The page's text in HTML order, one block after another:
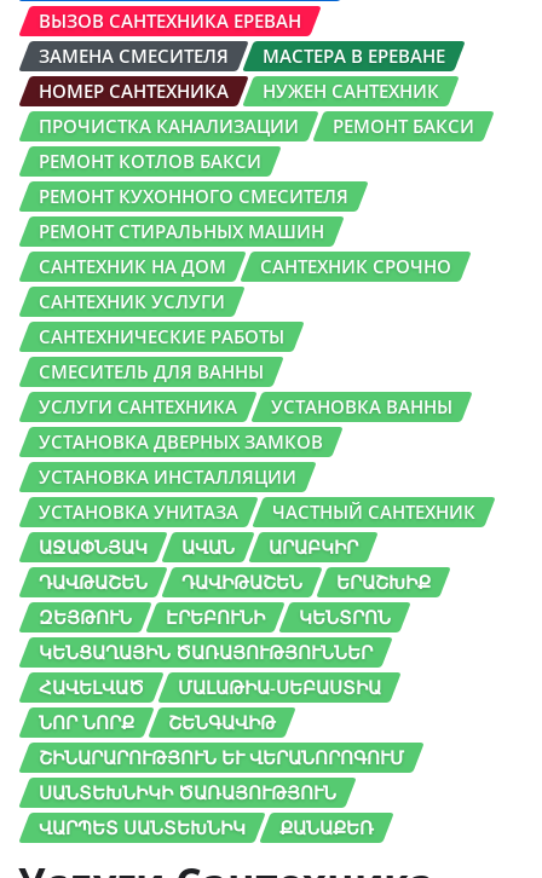
ВЫЗОВ САНТЕХНИКА ЕРЕВАН
ЗАМЕНА СМЕСИТЕЛЯ
МАСТЕРА В ЕРЕВАНЕ
НОМЕР САНТЕХНИКА
НУЖЕН САНТЕХНИК
ПРОЧИСТКА КАНАЛИЗАЦИИ
РЕМОНТ БАКСИ
РЕМОНТ КОТЛОВ БАКСИ
РЕМОНТ КУХОННОГО СМЕСИТЕЛЯ
РЕМОНТ СТИРАЛЬНЫХ МАШИН
САНТЕХНИК НА ДОМ
САНТЕХНИК СРОЧНО
САНТЕХНИК УСЛУГИ
САНТЕХНИЧЕСКИЕ РАБОТЫ
СМЕСИТЕЛЬ ДЛЯ ВАННЫ
УСЛУГИ САНТЕХНИКА
УСТАНОВКА ВАННЫ
УСТАНОВКА ДВЕРНЫХ ЗАМКОВ
УСТАНОВКА ИНСТАЛЛЯЦИИ
УСТАНОВКА УНИТАЗА
ЧАСТНЫЙ САНТЕХНИК
ԱՋԱՓՆՅԱԿ
ԱՎԱՆ
ԱՐԱԲԿԻՐ
ԴԱՎԹԱՇԵՆ
ԴԱՎԻԹԱՇԵՆ
ԵՐԱՇԽԻՔ
ԶԵՅԹՈՒՆ
ԷՐԵԲՈՒՆԻ
ԿԵՆՏՐՈՆ
ԿԵՆՑԱՂԱՅԻՆ ԾԱՌԱՅՈՒԹՅՈՒՆՆԵՐ
ՀԱՎԵԼՎԱԾ
ՄԱԼԱԹԻԱ-ՍԵԲԱՍՏԻԱ
ՆՈՐ ՆՈՐՔ
ՇԵՆԳԱՎԻԹ
ՇԻՆԱՐԱՐՈՒԹՅՈՒՆ ԵՒ ՎԵՐԱՆՈՐՈԳՈՒՄ
ՍԱՆՏԵԽՆԻԿԻ ԾԱՌԱՅՈՒԹՅՈՒՆ
ՎԱՐՊԵՏ ՍԱՆՏԵԽՆԻԿ
ՔԱՆԱՔԵՌ